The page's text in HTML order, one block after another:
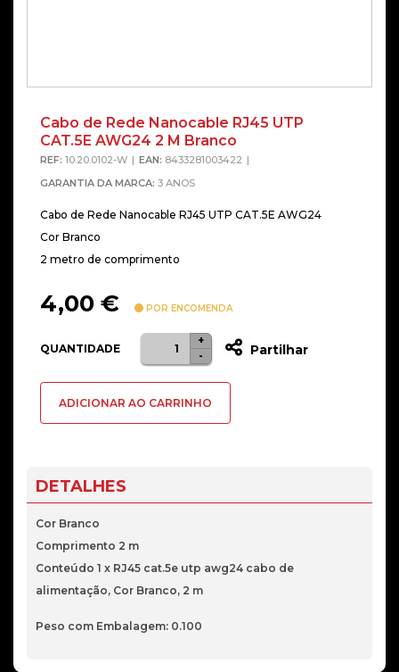
Cabo de Rede Nanocable RJ45 UTP
CAT.5E AWG24 2 M Branco
REF: 10.20.0102-W EAN: 8433281003422
GARANTIA DA MARCA: 3 ANOS
Cabo de Rede Nanocable RJ45 UTP CAT.5E AWG24
Cor Branco
2 metro de comprimento
4,00 € POR ENCOMENDA
QUANTIDADE
Quantidade
de
de
UTP
2
M
-
+
Partilhar
ADICIONAR AO CARRINHO
DETALHES
Cor Branco
Comprimento 2 m
Conteúdo 1 x RJ45 cat.5e utp awg24 cabo de
alimentação, Cor Branco, 2 m
Peso com Embalagem: 0.100